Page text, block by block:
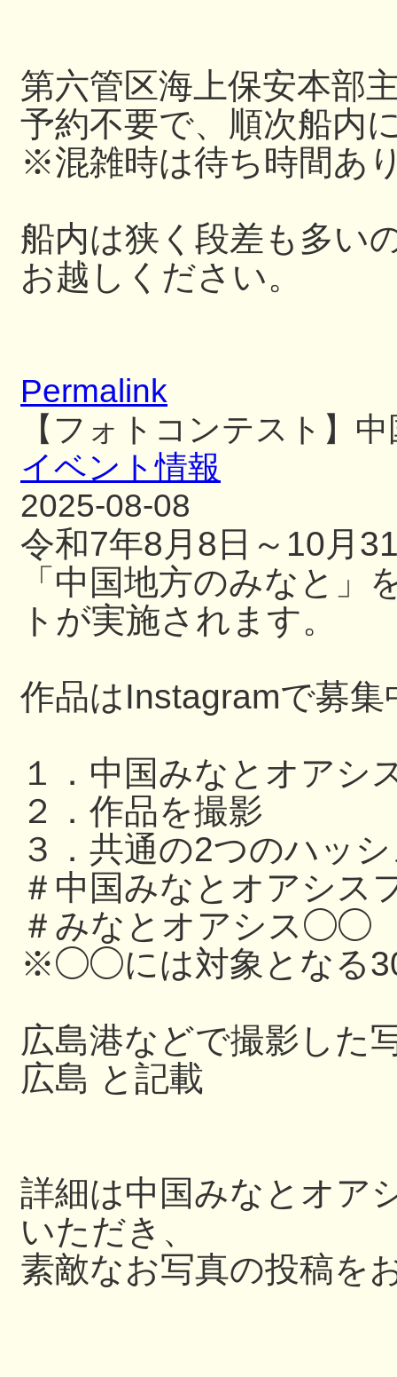
第六管区海上保安本部
予約不要で、順次船内
※混雑時は待ち時間あ
船内は狭く段差も多い
お越しください。
Permalink
【フォトコンテスト】
イベント情報
2025-08-08
令和7年8月8日～10月
「中国地方のみなと
トが実施されます。
作品はInstagramで募集
１．中国みなとオアシ
２．作品を撮影
３．共通の2つのハッ
＃中国みなとオアシス
＃みなとオアシス◯◯
※◯◯には対象となる
広島港などで撮影した
広島 と記載
詳細は中国みなとオア
いただき、
素敵なお写真の投稿を